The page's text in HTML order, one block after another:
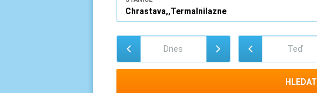
HLEDAT